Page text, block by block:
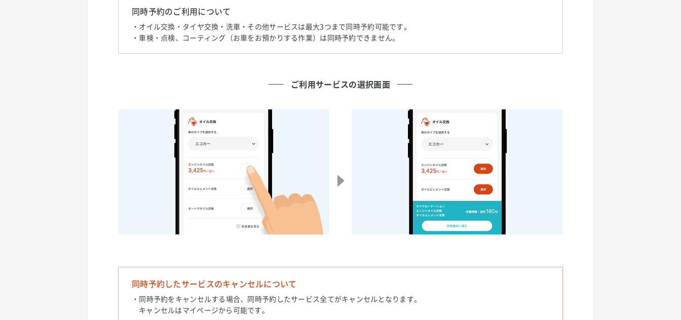
同時予約のご利用について
・オイル交換・タイヤ交換・洗車・その他サービスは最大3つまで同時予約可能です。
・車検・点検、コーティング（お車をお預かりする作業）は同時予約できません。
ご利用サービスの選択画面
同時予約したサービスのキャンセルについて
・同時予約をキャンセルする場合、同時予約したサービス全てがキャンセルとなります。
キャンセルはマイページから可能です。